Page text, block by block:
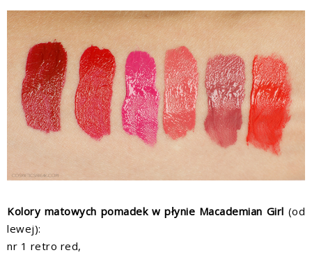
Kolory matowych pomadek w płynie Macademian Girl (od
lewej):
nr 1 retro red,